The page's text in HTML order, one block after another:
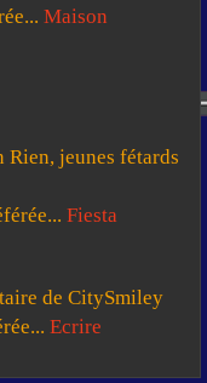
Maison
Rien, jeunes fétards
Fiesta
de CitySmiley
Ecrire